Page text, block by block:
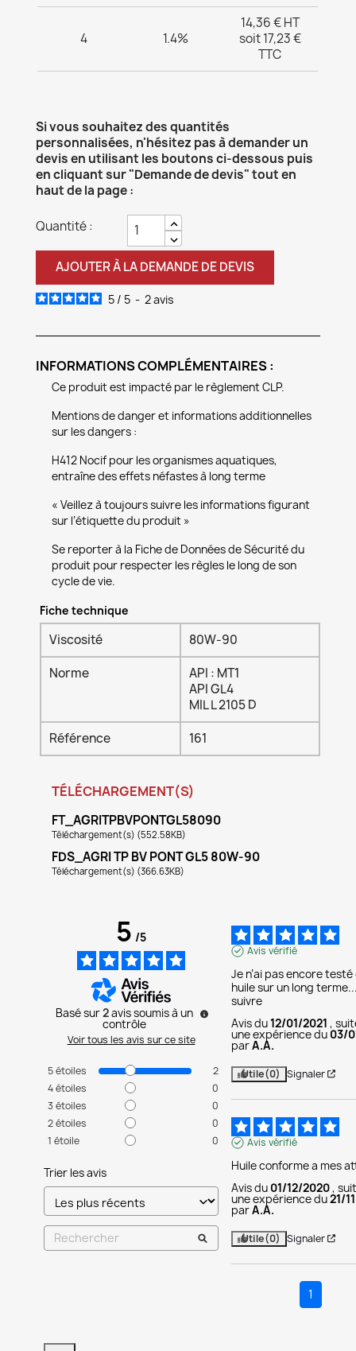
4 1.4%
14,36 € HT
soit 17,23 €
TTC
Si vous souhaitez des quantités
personnalisées, n'hésitez pas à demander un
devis en utilisant les boutons ci-dessous puis
en cliquant sur "Demande de devis" tout en
haut de la page :
Quantité :
AJOUTER À LA DEMANDE DE DEVIS
5 / 5 - 2avis
INFORMATIONS COMPLÉMENTAIRES :
Ce produit est impacté par le règlement CLP.
Mentions de danger et informations additionnelles
sur les dangers :
H412 Nocif pour les organismes aquatiques,
entraîne des effets néfastes à long terme
« Veillez à toujours suivre les informations figurant
sur l’étiquette du produit »
Se reporter à la Fiche de Données de Sécurité du
produit pour respecter les règles le long de son
cycle de vie.
Fiche technique
Viscosité
80W-90
Norme
API : MT1
API GL4
MIL L 2105 D
Référence
161
TÉLÉCHARGEMENT(S)
FT_AGRITPBVPONTGL58090
Téléchargement(s) (552.58KB)
FDS_AGRI TP BV PONT GL5 80W-90
Téléchargement(s) (366.63KB)
5/5
Basé sur2avis soumis à un
contrôle
Voir tous les avis sur ce site
5étoiles
2
4étoiles
0
3 étoiles
0
2étoiles
0
1 étoile 0
Trier les avis
Avis vérifié
Je n’ai pas encore
huile sur un long
suivre
Avis du12/01/2021 ,
une expérience du 03/
parA.A.
Utile(0) Signaler
Avis vérifié
Huile conforme a mes
Avis du 01/12/2020 ,
une expérience du21/
parA.A.
Utile(0) Signaler
1